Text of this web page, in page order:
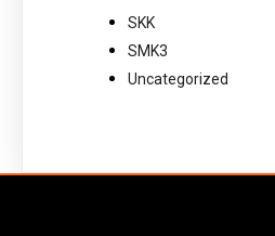
SKK
SMK3
Uncategorized